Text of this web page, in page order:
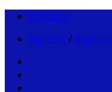
Contacto
Ingresar /